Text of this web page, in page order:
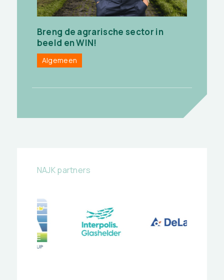
Breng de agrarische sector in
beeld en WIN!
Algemeen
NAJK partners